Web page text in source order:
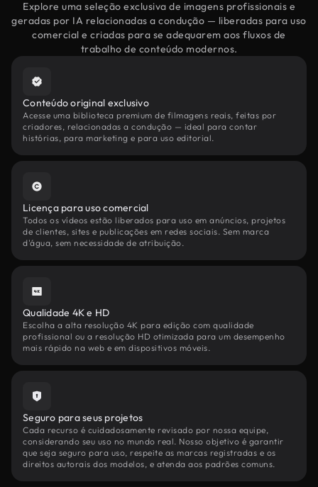
Explore uma seleção exclusiva de imagens profissionais e
geradas por IA relacionadas a condução — liberadas para uso
comercial e criadas para se adequarem aos fluxos de
trabalho de conteúdo modernos.
Conteúdo original exclusivo
Acesse uma biblioteca premium de filmagens reais, feitas por
criadores, relacionadas a condução — ideal para contar
histórias, para marketing e para uso editorial.
Licença para uso comercial
Todos os vídeos estão liberados para uso em anúncios, projetos
de clientes, sites e publicações em redes sociais. Sem marca
d'água, sem necessidade de atribuição.
Qualidade 4K e HD
Escolha a alta resolução 4K para edição com qualidade
profissional ou a resolução HD otimizada para um desempenho
mais rápido na web e em dispositivos móveis.
Seguro para seus projetos
Cada recurso é cuidadosamente revisado por nossa equipe,
considerando seu uso no mundo real. Nosso objetivo é garantir
que seja seguro para uso, respeite as marcas registradas e os
direitos autorais dos modelos, e atenda aos padrões comuns.